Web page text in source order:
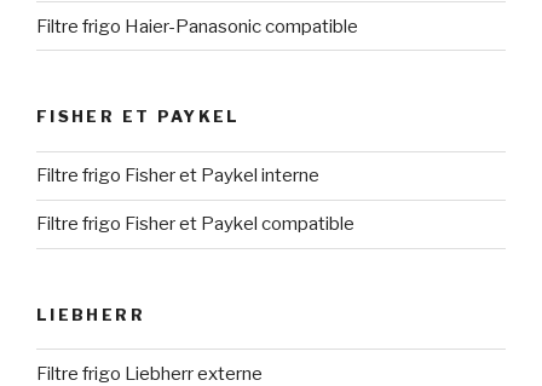
Filtre frigo Haier-Panasonic compatible
FISHER ET PAYKEL
Filtre frigo Fisher et Paykel interne
Filtre frigo Fisher et Paykel compatible
LIEBHERR
Filtre frigo Liebherr externe